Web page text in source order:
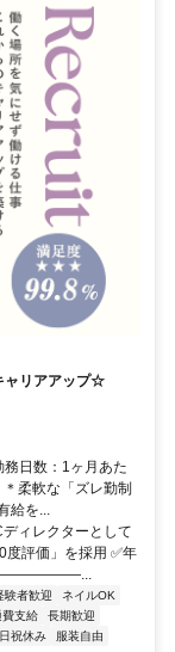
ャリアアップ☆
日数：1ヶ月あた
柔軟な「ズレ勤制
給を...
ィレクターとして
度評価」を採用 ✅年
験者歓迎
ネイルOK
費支給
長期歓迎
祝休み
服装自由